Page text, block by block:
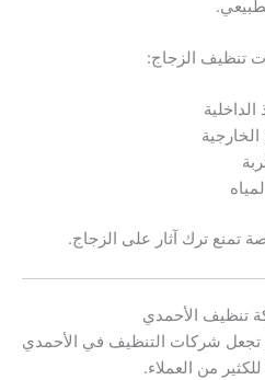
تنظيف الزجاج:
تمنع ترك آثار على الزجاج.
تنظيف الأحمدي
تجعل شركات التنظيف في الأحمدي
من العملاء.